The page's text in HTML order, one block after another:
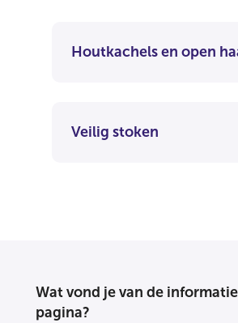
Houtkachels en open
Veilig stoken
Wat vond je van de
pagina?